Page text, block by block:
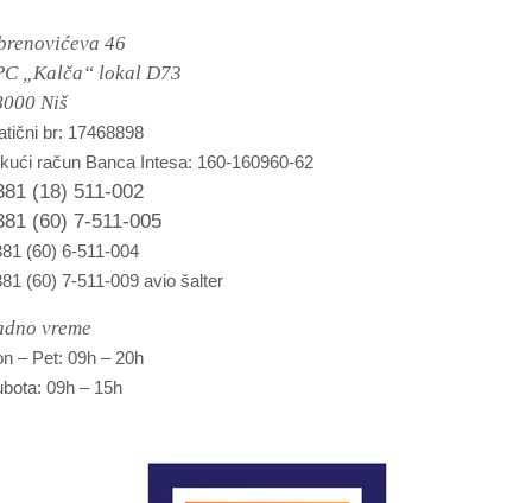
46
„Kalča“ lokal D73
Niš
br: 17468898
račun Banca Intesa: 160-160960-62
(18) 511-002
(60) 7-511-005
(60) 6-511-004
(60) 7-511-009 avio šalter
vreme
– Pet: 09h – 20h
09h – 15h